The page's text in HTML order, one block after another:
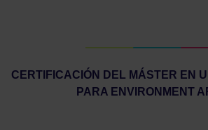
CERTIFICACIÓN DEL MÁSTER EN
PARA ENVIRONMENT